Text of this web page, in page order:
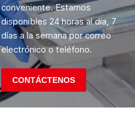
conveniente. Estamos
disponibles 24 horas al día, 7
días a la semana por correo
electrónico o teléfono.
CONTÁCTENOS